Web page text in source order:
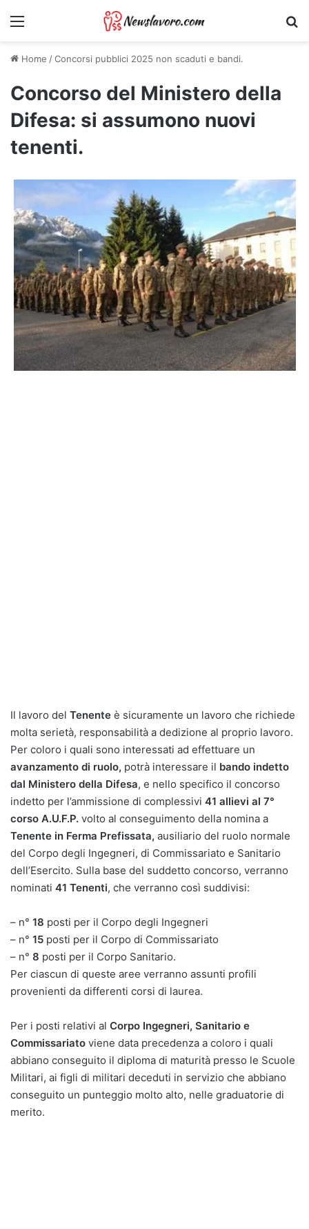
Menu
Home /Concorsi pubblici 2025 non scaduti e bandi.
Concorso del Ministero della
Difesa: si assumono nuovi
tenenti.
Il lavoro del Tenente è sicuramente un lavoro che richiede
molta serietà, responsabilità a dedizione al proprio lavoro.
Per coloro i quali sono interessati ad effettuare un
avanzamento di ruolo, potrà interessare il bando indetto
dal Ministero della Difesa, e nello specifico il concorso
indetto per l’ammissione di complessivi 41 allievi al 7°
corso A.U.F.P. volto al conseguimento della nomina a
Tenente in Ferma Prefissata, ausiliario del ruolo normale
del Corpo degli Ingegneri, di Commissariato e Sanitario
dell’Esercito. Sulla base del suddetto concorso, verranno
nominati 41 Tenenti, che verranno così suddivisi:
– n° 18 posti per il Corpo degli Ingegneri
– n° 15 posti per il Corpo di Commissariato
– n° 8 posti per il Corpo Sanitario.
Per ciascun di queste aree verranno assunti profili
provenienti da differenti corsi di laurea.
Per i posti relativi al Corpo Ingegneri, Sanitario e
Commissariato viene data precedenza a coloro i quali
abbiano conseguito il diploma di maturità presso le Scuole
Militari, ai figli di militari deceduti in servizio che abbiano
conseguito un punteggio molto alto, nelle graduatorie di
merito.